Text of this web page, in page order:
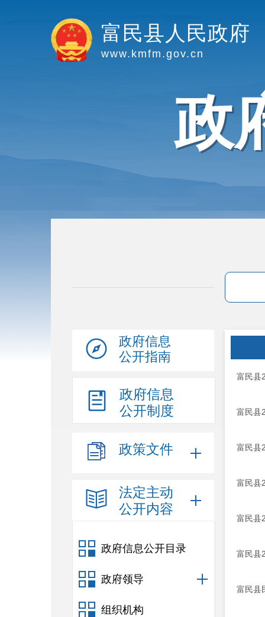
富民县人民政府
www.kmfm.gov.cn
政
政府信息
公开指南
政府信息
公开制度
政策文件
法定主动
公开内容
政府信息公开目录
政府领导
组织机构
富民县
富民县
富民县
富民县
富民县
富民县
富民县